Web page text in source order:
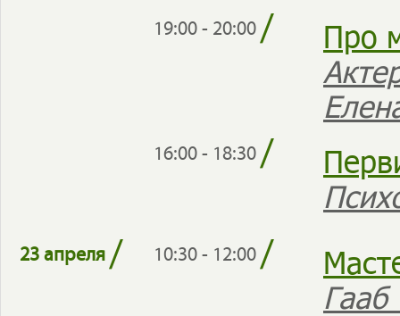
19:00 - 20:00/
Про
16:00 - 18:30/
23 апреля/ 10:30 - 12:00/